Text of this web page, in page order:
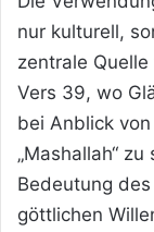
nur kulturell,
zentrale
Vers 39, wo
bei Anblick
„Mashallah“
Bedeutung
göttlichen